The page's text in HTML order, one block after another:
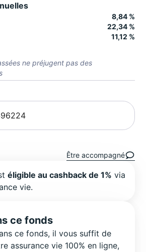
8,84 %
22,34 %
11,12 %
ne préjugent pas des
Être accompagné
éligible au cashback de 1% via
vie.
ce fonds
ce fonds, il vous suffit de
assurance vie 100% en ligne,